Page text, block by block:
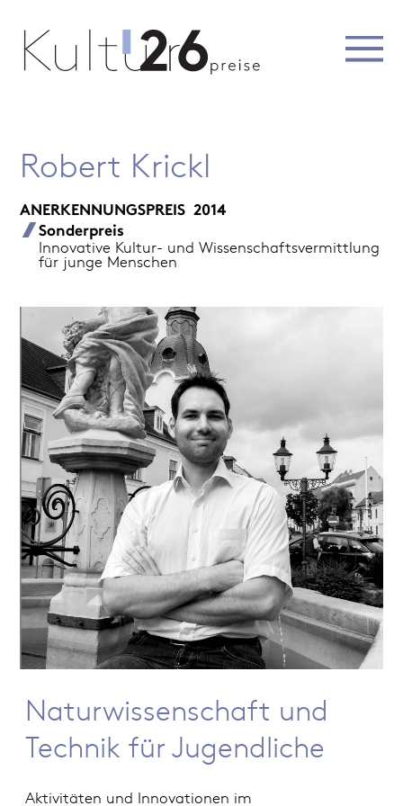
Robert Krickl
ANERKENNUNGSPREIS 2014
Sonderpreis
Innovative Kultur- und Wissenschaftsvermittlung
für junge Menschen
Naturwissenschaft und
Technik für Jugendliche
Aktivitäten und Innovationen im